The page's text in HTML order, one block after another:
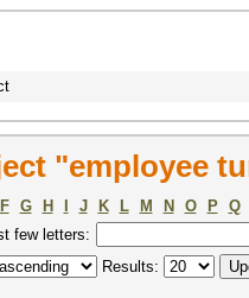
"employee
F G H J K L M N O P
Q
few letters:
Results: